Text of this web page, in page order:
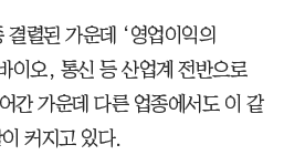
렬된 가운데 ‘영업이익의
이오, 통신 등 산업계 전반으로
간 가운데 다른 업종에서도 이 같
커지고 있다.